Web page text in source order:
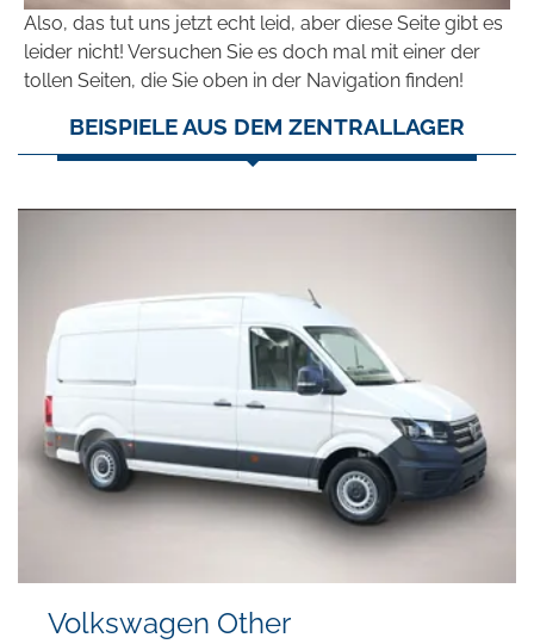
Also, das tut uns jetzt echt leid, aber diese Seite gibt es
leider nicht! Versuchen Sie es doch mal mit einer der
tollen Seiten, die Sie oben in der Navigation finden!
BEISPIELE AUS DEM ZENTRALLAGER
Volkswagen Other